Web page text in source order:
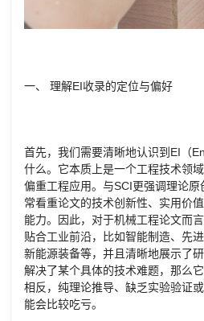
一、 理解EI收录的定位与偏好
首先，我们需要清晰地认识到EI（
什么。它本质上是一个工程技术领
偏重工程应用。与SCI更强调理论
常看重论文的技术创新性、实用价
能力。因此，对于机械工程论文而
贴合工业前沿，比如智能制造、先
新能源装备等，并且清晰地展示了
解决了某个具体的技术难题，那么
相反，纯理论推导、缺乏实验验证
能会比较吃亏。